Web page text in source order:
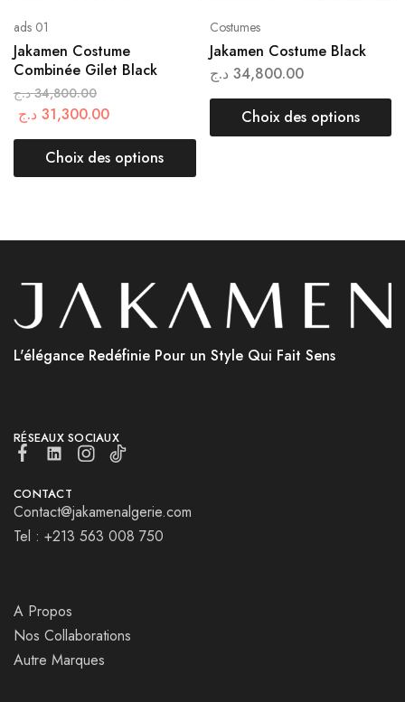
ads 01
Jakamen Costume
Combinée Gilet Black
34,800.00 د.ج
31,300.00 د.ج
Choix des options
Costumes
Jakamen Costume Black
34,800.00 د.ج
Choix des options
L'élégance Redéfinie Pour un Style Qui Fait Sens
RÉSEAUX SOCIAUX
CONTACT
Contact@jakamenalgerie.com
Tel : +213 563 008 750
A Propos
Nos Collaborations
Autre Marques